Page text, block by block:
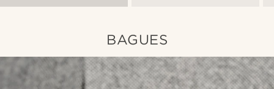
BAGUES